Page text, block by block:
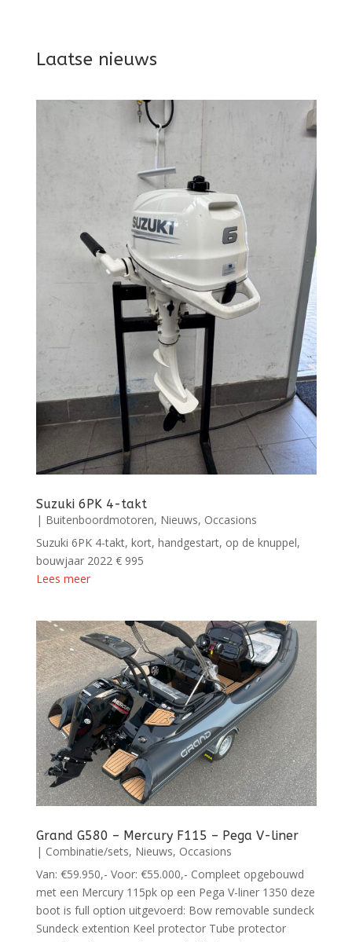
Laatse nieuws
Suzuki 6PK 4-takt
| Buitenboordmotoren, Nieuws, Occasions
Suzuki 6PK 4-takt, kort, handgestart, op de knuppel,
bouwjaar 2022 € 995
Lees meer
Grand G580 – Mercury F115 – Pega V-liner
| Combinatie/sets, Nieuws, Occasions
Van: €59.950,- Voor: €55.000,- Compleet opgebouwd
met een Mercury 115pk op een Pega V-liner 1350 deze
boot is full option uitgevoerd: Bow removable sundeck
Sundeck extention Keel protector Tube protector